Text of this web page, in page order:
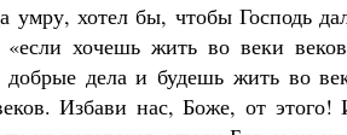
умру, хотел бы, чтобы Господь
хочешь жить во веки
дела и будешь жить во
Избави нас, Боже, от этого!